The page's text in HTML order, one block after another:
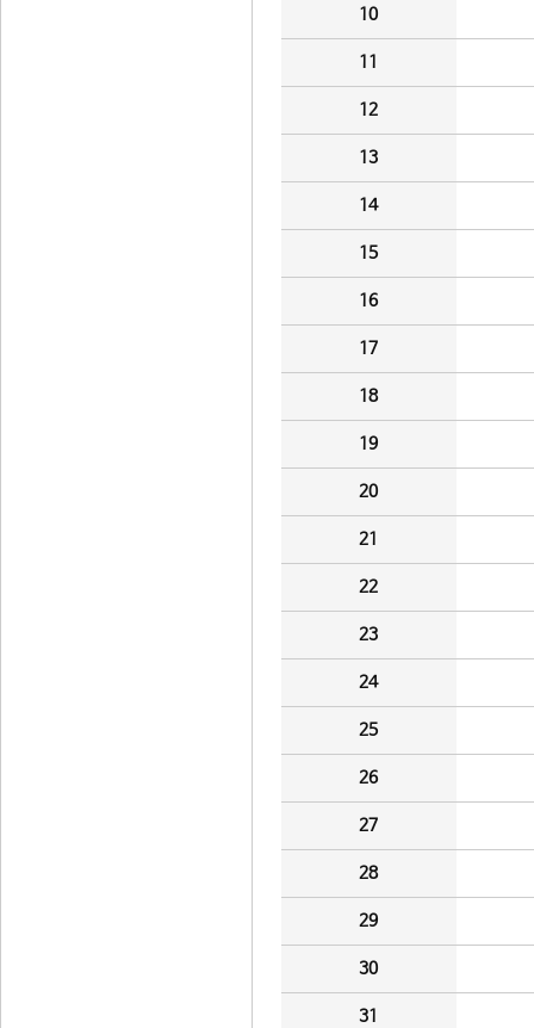
10
11
12
13
14
15
16
17
18
19
20
21
22
23
24
25
26
27
28
29
30
31